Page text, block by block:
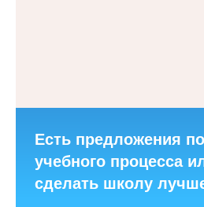
Есть предложения
учебного процесса
сделать школу